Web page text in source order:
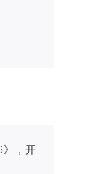
》，开